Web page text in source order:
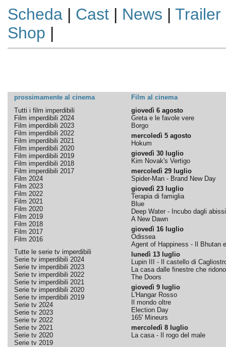
Scheda| Cast| News | Trailer
Shop |
prossimamente al cinema
Film al cinema
Tutti i film imperdibili
Film imperdibili 2024
Film imperdibili 2023
Film imperdibili 2022
Film imperdibili 2021
Film imperdibili 2020
Film imperdibili 2019
Film imperdibili 2018
Film imperdibili 2017
Film 2024
Film 2023
Film 2022
Film 2021
Film 2020
Film 2019
Film 2018
Film 2017
Film 2016
Tutte le serie tv imperdibili
Serie tv imperdibili 2024
Serie tv imperdibili 2023
Serie tv imperdibili 2022
Serie tv imperdibili 2021
Serie tv imperdibili 2020
Serie tv imperdibili 2019
Serie tv 2024
Serie tv 2023
Serie tv 2022
Serie tv 2021
Serie tv 2020
Serie tv 2019
giovedì 6 agosto
Greta e le favole vere
Borgo
mercoledì 5 agosto
Hokum
giovedì 30 luglio
Kim Novak's Vertigo
mercoledì 29 luglio
Spider-Man - Brand New Day
giovedì 23 luglio
Terapia di famiglia
Blue
Deep Water - Incubo dagli abissi
A New Dawn
giovedì 16 luglio
Odissea
Agent of Happiness - Il Bhutan
lunedì 13 luglio
Lupin III - Il castello di
La casa dalle finestre che ridono
The Doors
giovedì 9 luglio
L'Hangar Rosso
Il mondo oltre
Election Day
165' Mineurs
mercoledì 8 luglio
La casa - Il rogo del male